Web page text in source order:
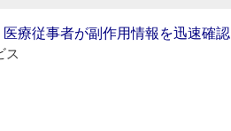
医療従事者が副作用情報を迅速確認
ス